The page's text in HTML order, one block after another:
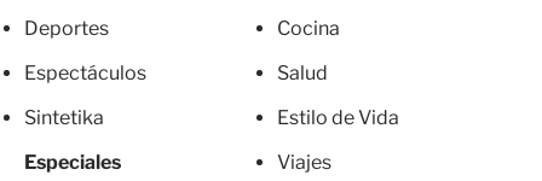
Deportes
Espectáculos
Sintetika
Especiales
Cocina
Salud
Estilo de Vida
Viajes